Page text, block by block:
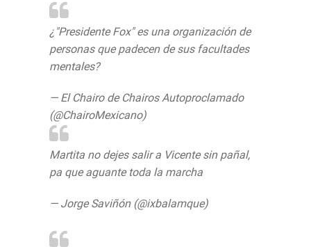
¿"Presidente Fox" es una organización de
personas que padecen de sus facultades
mentales?
— El Chairo de Chairos Autoproclamado
(@ChairoMexicano)
Martita no dejes salir a Vicente sin pañal,
pa que aguante toda la marcha
— Jorge Saviñón (@ixbalamque)